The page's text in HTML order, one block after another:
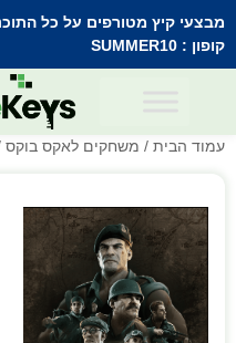
מבצעי קיץ מטורפים על כל
קופון : SUMMER10
עמוד הבית / משחקים לאקס בוקס – Xbox